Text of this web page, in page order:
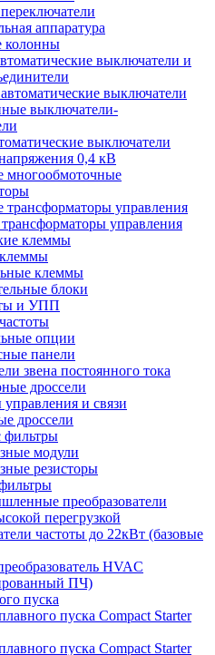
аппаратура
колонны
выключатели и
выключатели
выключатели-
выключатели
0,4 кВ
многообмоточные
управления
управления
клеммы
клеммы
блоки
и УПП
опции
панели
звена постоянного тока
дроссели
и связи
дроссели
фильтры
модули
резисторы
преобразователи
перегрузкой
частоты до 22кВт (базовые
HVAC
ПЧ)
пуска
пуска Compact Starter
пуска Compact Starter